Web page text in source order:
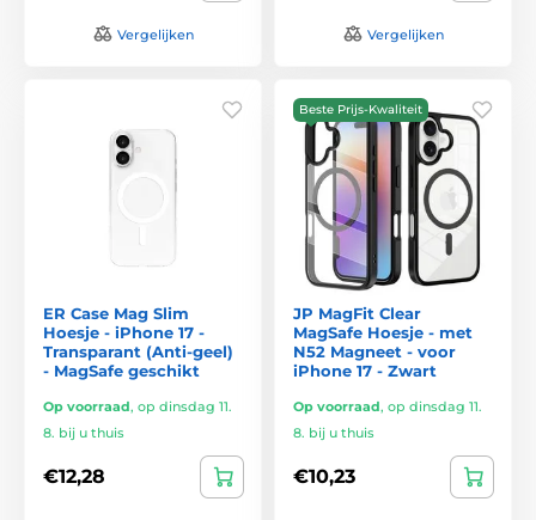
Vergelijken Vergelijken
ER Case Mag Slim
Hoesje - iPhone 17 -
Transparant (Anti-geel)
- MagSafe geschikt
Op voorraad, op dinsdag 11.
8. bij u thuis
€12,28
Beste Prijs-Kwaliteit
JP MagFit Clear
MagSafe Hoesje - met
N52 Magneet - voor
iPhone 17 - Zwart
Op voorraad, op dinsdag 11.
8. bij u thuis
€10,23